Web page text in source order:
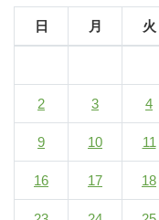
日 月 火
2
3 4
9
10 11
16
17 18